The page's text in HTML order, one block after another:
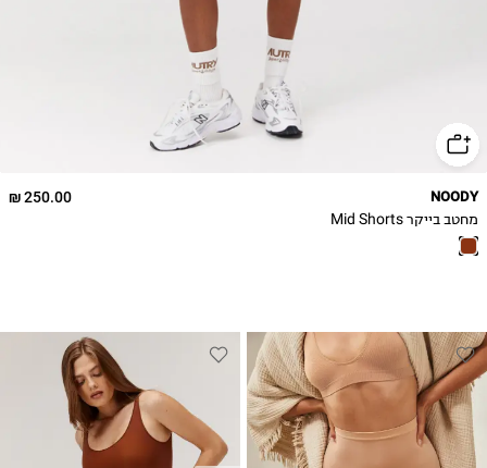
250.00 ₪ NOODY
מחטב בייקר Mid Shorts